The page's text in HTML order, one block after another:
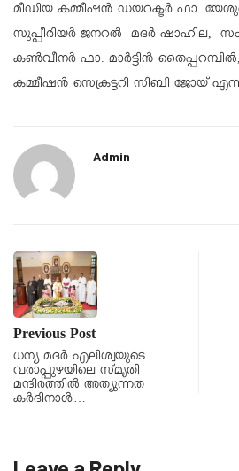
മീഡിയ കമ്മീഷൻ ഡയറക്ടർ ഫാ.
സുപ്പീരിയർ ജനറൽ മദർ ഷാഹില,
കൺവീനർ ഫാ. മാർട്ടിൻ
കമ്മീഷൻ സെക്രട്ടറി സിബി ജോയ്
Admin
Previous Post
ധന്യ മദർ എലിശ്വയുടെ
വരാപ്പുഴയിലെ സ്മൃതി
മന്ദിരത്തിൽ അത്യുന്നത
കർദിനാൾ…